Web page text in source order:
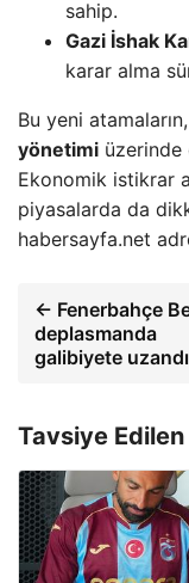
sahip.
Gazi İshak
karar alma
Bu yeni
yönetimi üzerinde
Ekonomik istikrar
piyasalarda da
habersayfa.net
← Fenerbahçe
deplasmanda
galibiyete
Tavsiye